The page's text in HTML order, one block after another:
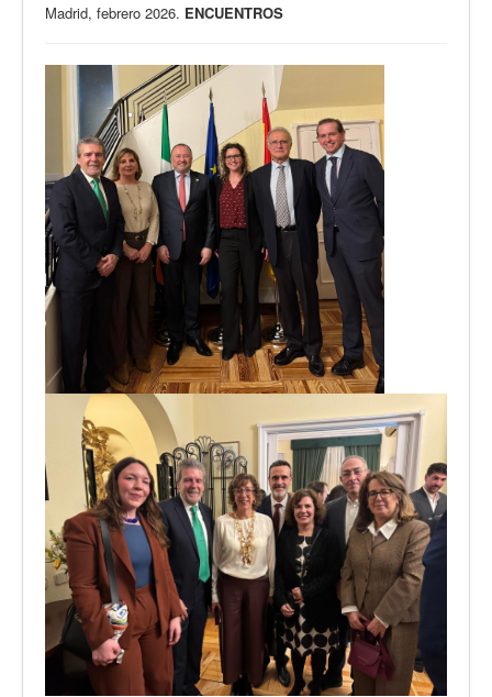
Madrid, febrero 2026. ENCUENTROS